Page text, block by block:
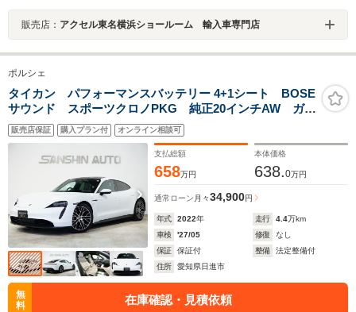
販売店： アクセル東名横浜ショールーム 輸入車専門店
ポルシェ
タイカン パフォーマンスバッテリー 4+1シート BOSE
サウンド スポーツクロノPKG 純正20インチAW ガラ
スパノラマルーフ フロントリフト ベージュレザーイ
ンテリア ベンチレーション
販売店保証 購入プラン付 オンライン相談可
支払総額
658万円
本体価格
638.0万円
通常ローン 月々34,900円
年式 2022年 走行 4.4万km
車検
'27/05 修復
なし
保証
保証付 整備
法定整備付
住所
愛知県日進市
無
料
在庫確認・見積依頼